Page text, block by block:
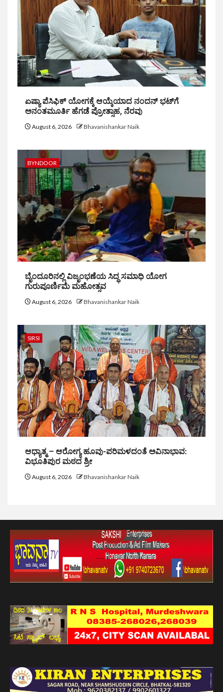
ಏಷ್ಯಾ ಪೆಸಿಫಿಕ್ ಯೋಗಕ್ಕೆ ಆಯ್ಕೆಯಾದ ನಂದನ್ ಭಟ್‌ಗೆ
ಅನಂತಮೂರ್ತಿ ಹೆಗಡೆ ಪ್ರೋತ್ಸಾಹ, ನೆರವು
August 6, 2026 Bhavanishankar Naik
BYNDOOR
ಬೈಂದೂರಿನಲ್ಲಿ ವಿಜೃಂಭಣೆಯ ಸಿದ್ಧ ಸಮಾಧಿ ಯೋಗ
ಗುರುಪೂರ್ಣಿಮೆ ಮಹೋತ್ಸವ
August 6, 2026 Bhavanishankar Naik
SIRSI
ಆಧ್ಯಾತ್ಮ – ಆರೋಗ್ಯ ಹೂವು-ಪರಿಮಳದಂತೆ ಅವಿನಾಭಾವ:
ವಿಭೂತಿಪುರ ಮಠದ ಶ್ರೀ
August 6, 2026 Bhavanishankar Naik